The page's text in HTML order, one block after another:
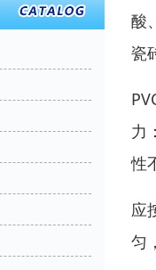
酸
瓷
力
性
应
匀